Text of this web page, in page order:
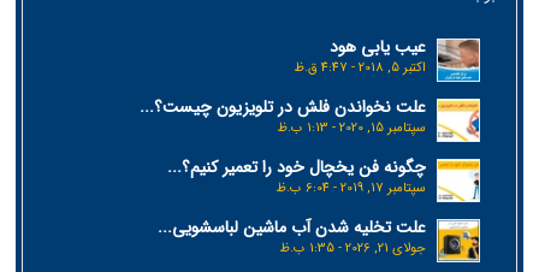
عیب یابی هود
اکتبر 5, 2018 - 4:47 ق.ظ
علت نخواندن فلش در تلویزیون چیست؟...
سپتامبر 15, 2020 - 1:13 ب.ظ
چگونه فن یخچال خود را تعمیر کنیم؟...
سپتامبر 17, 2019 - 6:04 ب.ظ
علت تخلیه شدن آب ماشین لباسشویی...
جولای 21, 2026 - 1:35 ب.ظ